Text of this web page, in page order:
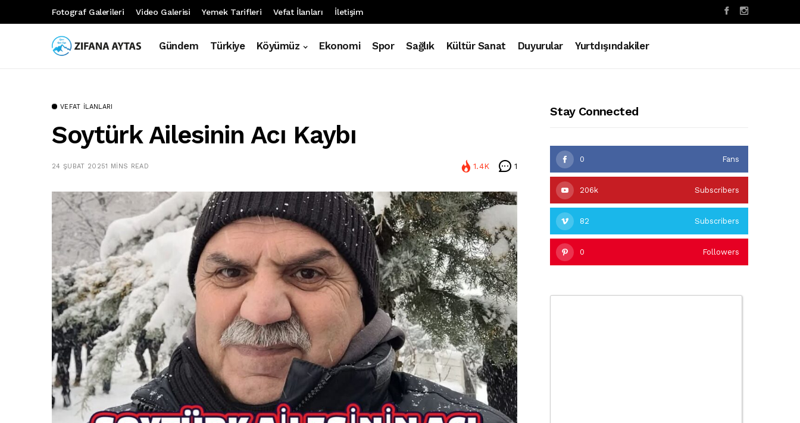
Fotograf Galerileri Video Galerisi Yemek Tarifleri Vefat İlanları İletişim
Gündem Türkiye Köyümüz Ekonomi Spor Sağlık Kültür Sanat Duyurular Yurtdışındakiler
VEFAT İLANLARI
Soytürk Ailesinin Acı Kaybı
24 ŞUBAT 20251 MINS READ 1.4K 1
Stay Connected
0 Fans
206k Subscribers
82 Subscribers
0 Followers